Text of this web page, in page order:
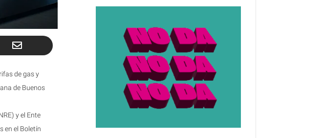
de gas y
de Buenos
y el Ente
en el Boletín